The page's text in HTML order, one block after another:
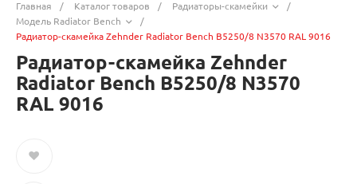
Главная / Каталог товаров / Радиаторы-скамейки
/
Модель Radiator Bench
/
Радиатор-скамейка Zehnder Radiator Bench B5250/8 N3570 RAL 9016
Радиатор-скамейка Zehnder
Radiator Bench B5250/8 N3570
RAL 9016